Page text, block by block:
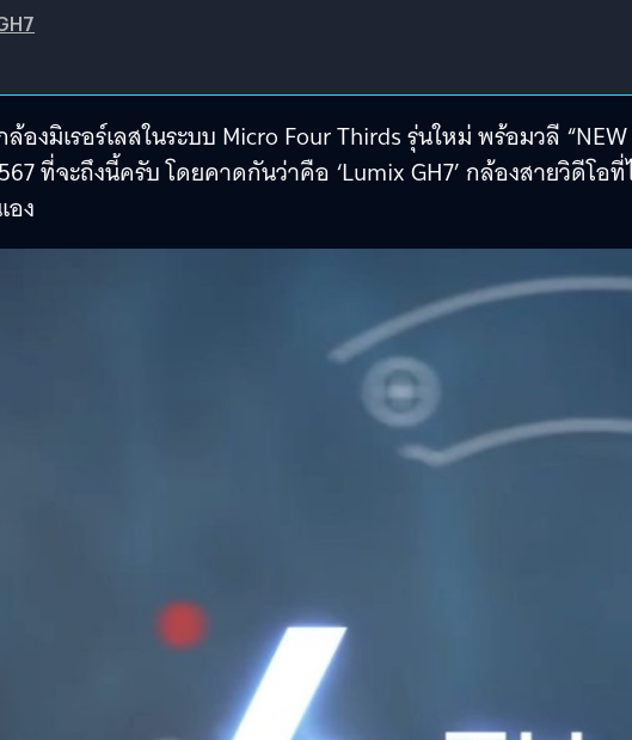
องมิเรอร์เลสในระบบ Micro Four Thirds รุ่นใหม่ พร้อมวลี “NEW
ที่จะถึงนี้ครับ โดยคาดกันว่าคือ ‘Lumix GH7’ กล้องสายวิดีโอ
อง